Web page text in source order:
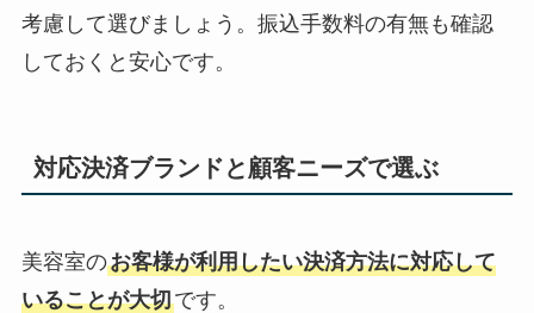
考慮して選びましょう。振込手数料の有無も確認
しておくと安心です。
対応決済ブランドと顧客ニーズで選ぶ
美容室のお客様が利用したい決済方法に対応して
いることが大切です。